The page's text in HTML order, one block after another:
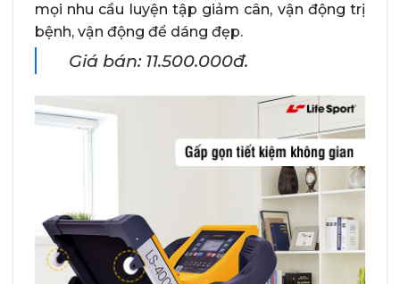
mọi nhu cầu luyện tập giảm cân, vận động trị
bệnh, vận động để dáng đẹp.
Giá bán: 11.500.000đ.